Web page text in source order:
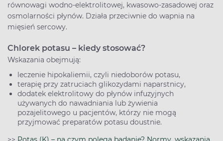
równowagi wodno-elektrolitowej, kwasowo-zasadowej oraz
osmolarności płynów. Działa przeciwnie do wapnia na
mięsień sercowy.
Chlorek potasu – kiedy stosować?
Wskazania obejmują:
leczenie hipokaliemii, czyli niedoborów potasu,
terapię przy zatruciach glikozydami naparstnicy,
dodatek elektrolitowy do płynów infuzyjnych
używanych do nawadniania lub żywienia
pozajelitowego u pacjentów, którzy nie mogą
przyjmować preparatów potasu doustnie.